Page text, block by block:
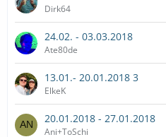
Dirk64
24.02. - 03.03.2018
Ate80de
13.01.- 20.01.2018 3
ElkeK
20.01.2018 - 27.01.2018
Ani+ToSchi